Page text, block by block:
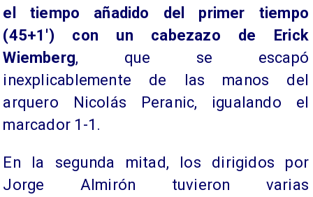
el tiempo añadido del primer tiempo
(45+1') con un cabezazo de Erick
Wiemberg, que se escapó
inexplicablemente de las manos del
arquero Nicolás Peranic, igualando el
marcador 1-1.
En la segunda mitad, los dirigidos por
Jorge Almirón tuvieron varias